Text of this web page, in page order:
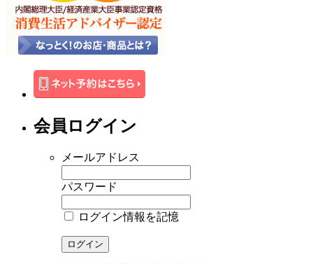
会員ログイン
メールアドレス
パスワード
ログイン情報を記憶